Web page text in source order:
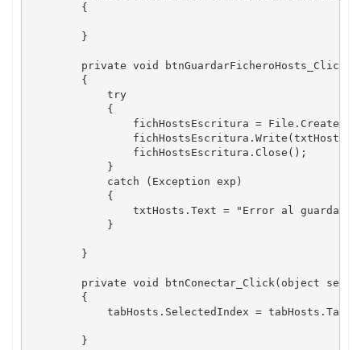
        {
        }
private void
        {
            try
            {
fichHostsEscritura =
                fichHostsEscritura.Close();
            }
            catch (Exception exp)
            {
txtHosts.Text = "Error al guardar
            }
        }
private void btnConectar_Click(object
        {
tabHosts.SelectedIndex =
        }